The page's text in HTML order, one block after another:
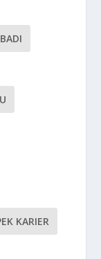
KARIER